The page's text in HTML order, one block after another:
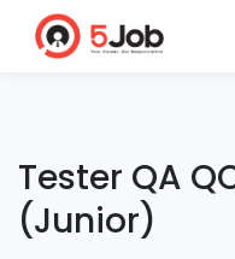
Tester QA
(Junior)